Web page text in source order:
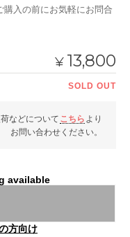
入の前にお気軽にお問合
¥ 13,800
SOLD OUT
などについて こちら より
お問い合わせください。
available
方向け